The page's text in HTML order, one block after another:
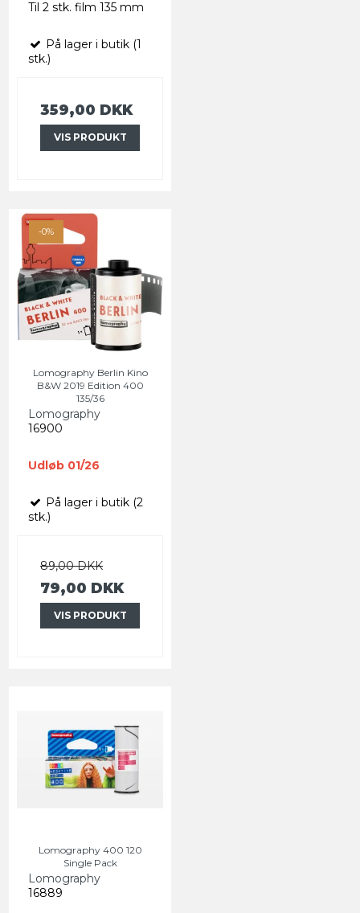
Til 2 stk. film 135 mm
På lager i butik (1
stk.)
359,00 DKK
VIS PRODUKT
-0%
Lomography Berlin Kino
B&W 2019 Edition 400
135/36
Lomography
16900
Udløb 01/26
På lager i butik (2
stk.)
89,00 DKK
79,00 DKK
VIS PRODUKT
Lomography 400 120
Single Pack
Lomography
16889